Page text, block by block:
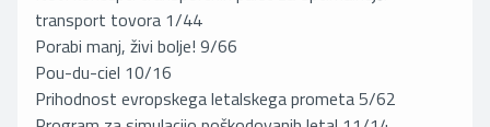
transport tovora 1/44
Porabi manj, živi bolje! 9/66
Pou-du-ciel 10/16
Prihodnost evropskega letalskega prometa 5/62